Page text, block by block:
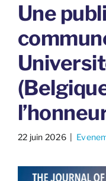
Une
22 juin 2026​ |